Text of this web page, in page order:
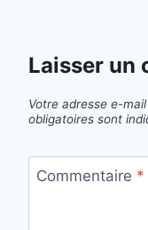
Laisser un
Votre adresse e-
obligatoires sont
Commentaire *